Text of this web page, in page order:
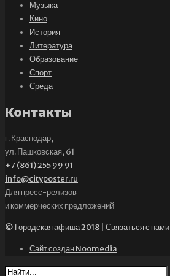
Музыка
Кино
История
Литература
Образование
Спорт
Среда
Контакты
г. Краснодар,
ул. Пашковская, 61
+7 (861) 255 99 91
info@cityposter.ru
Для пресс-релизов
и коммерческих предложений
© Городская афиша 2018 | Связаться с нами
Сайт создан Noomedia